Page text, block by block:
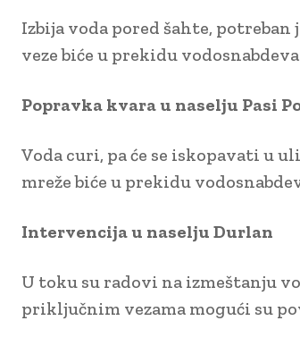
Izbija voda pored šahte,
veze biće u prekidu
Popravka kvara u naselju Pasi
Voda curi, pa će se iskopavati u
mreže biće u prekidu
Intervencija u naselju Durlan
U toku su radovi na izmeštanju
priključnim vezama mogući su